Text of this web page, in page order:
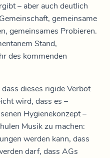
– aber auch deutlich
gemeinsame
gemeinsames Probieren.
Stand,
des kommenden
dieses rigide Verbot
wird, dass es –
Hygienekonzept –
Musik zu machen:
werden kann, dass
darf, dass AGs